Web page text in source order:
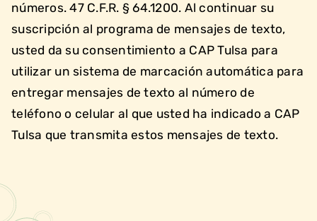
números. 47 C.F.R. § 64.1200. Al continuar su
suscripción al programa de mensajes de texto,
usted da su consentimiento a CAP Tulsa para
utilizar un sistema de marcación automática para
entregar mensajes de texto al número de
teléfono o celular al que usted ha indicado a CAP
Tulsa que transmita estos mensajes de texto.